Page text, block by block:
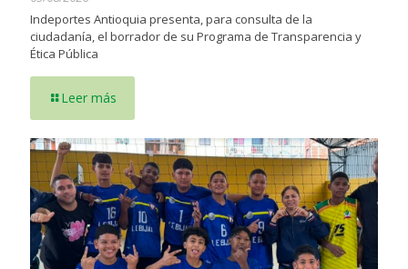
Indeportes Antioquia presenta, para consulta de la
ciudadanía, el borrador de su Programa de Transparencia y
Ética Pública
Leer más